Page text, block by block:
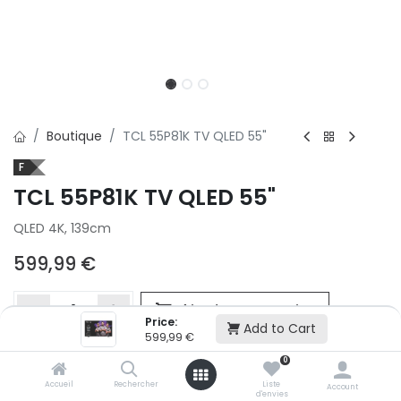
Price:
599,99 € Add to Cart
Accueil Rechercher
0
Liste
d'envies
Account
Boutique TCL 55P81K TV QLED 55"
F
TCL 55P81K TV QLED 55"
QLED 4K, 139cm
599,99 €
Ajouter au panier
Ajouter à la liste d'envie
Si vous ne pouvez pas ajouter cet article dans votre panier